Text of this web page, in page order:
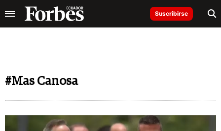
Suscribirse
#Mas Canosa